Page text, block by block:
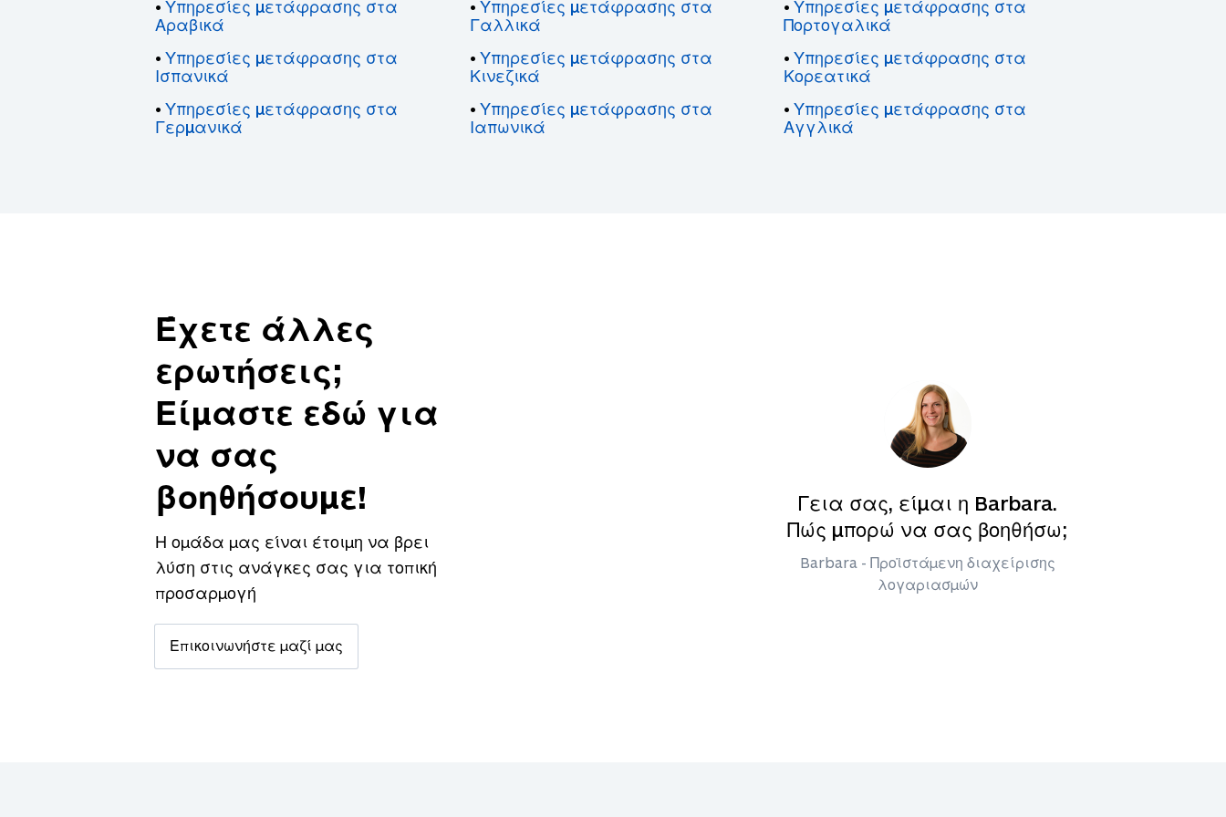
•Υπηρεσίες μετάφρασης στα
Αραβικά
•Υπηρεσίες μετάφρασης στα
Ισπανικά
•Υπηρεσίες μετάφρασης στα
Γερμανικά
• Υπηρεσίες μετάφρασης στα
Γαλλικά
• Υπηρεσίες μετάφρασης στα
Κινεζικά
• Υπηρεσίες μετάφρασης στα
Ιαπωνικά
•Υπηρεσίες μετάφρασης στα
Πορτογαλικά
•Υπηρεσίες μετάφρασης στα
Κορεατικά
•Υπηρεσίες μετάφρασης στα
Αγγλικά
Έχετε άλλες
ερωτήσεις;
Είμαστε εδώ για
να σας
βοηθήσουμε!
Η ομάδα μας είναι έτοιμη να βρει
λύση στις ανάγκες σας για τοπική
προσαρμογή
Επικοινωνήστε μαζί μας
Γεια σας, είμαι η Barbara.
Πώς μπορώ να σας βοηθήσω;
Barbara - Προϊστάμενη διαχείρισης
λογαριασμών